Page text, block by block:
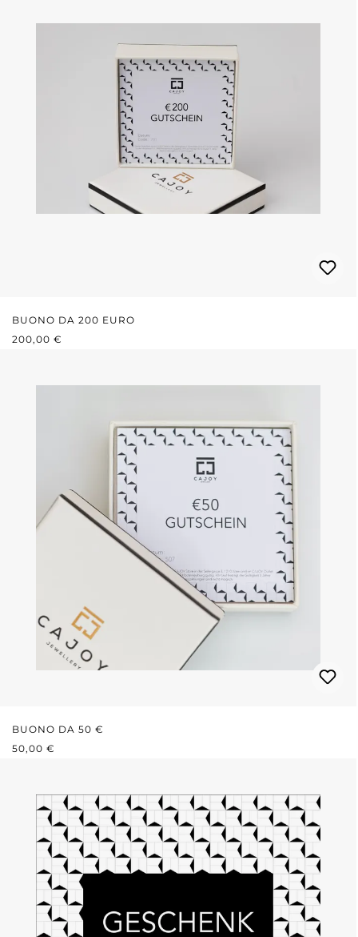
BUONO DA 200 EURO
PREZZO NORMALE:
200,00 €
BUONO DA 50 €
PREZZO NORMALE:
50,00 €